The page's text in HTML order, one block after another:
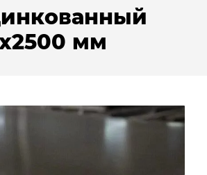
КАТАЛОГ
мм